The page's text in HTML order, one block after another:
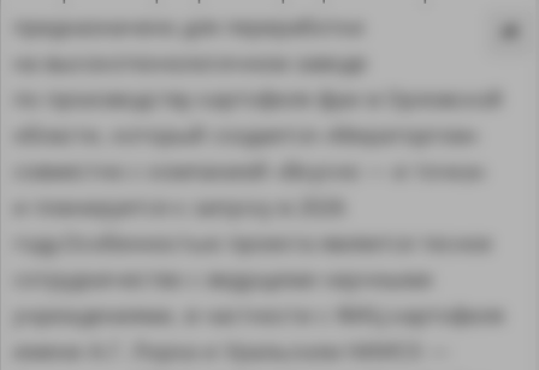
предназначено для переработки
на высокотехнологичном заводе
по производству картофеля фри в Орловской
области, который создается «Мираторгом»
совместно с компанией «Вкусно — и точка»
и планируется к запуску в 2026
году.Особенностью проекта является тесное
сотрудничество с ведущими научными
учреждениями, в частности с ФИЦ картофеля
имени А.Г. Лорха и Уральским НИИСХ —